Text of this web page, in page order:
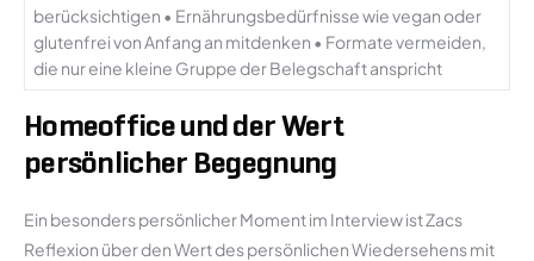
berücksichtigen • Ernährungsbedürfnisse wie vegan oder
glutenfrei von Anfang an mitdenken • Formate vermeiden,
die nur eine kleine Gruppe der Belegschaft anspricht
Homeoffice und der Wert
persönlicher Begegnung
Ein besonders persönlicher Moment im Interview ist Zacs
Reflexion über den Wert des persönlichen Wiedersehens mit